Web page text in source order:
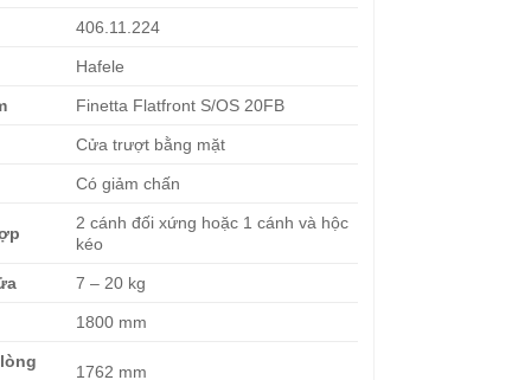
406.11.224
Hafele
Finetta Flatfront S/OS 20FB
Cửa trượt bằng mặt
Có giảm chấn
2 cánh đối xứng hoặc 1 cánh và hộc
kéo
7 – 20 kg
1800 mm
1762 mm